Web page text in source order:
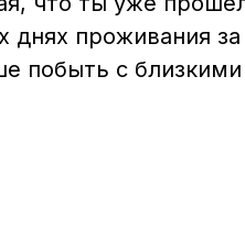
проживания
побыть с